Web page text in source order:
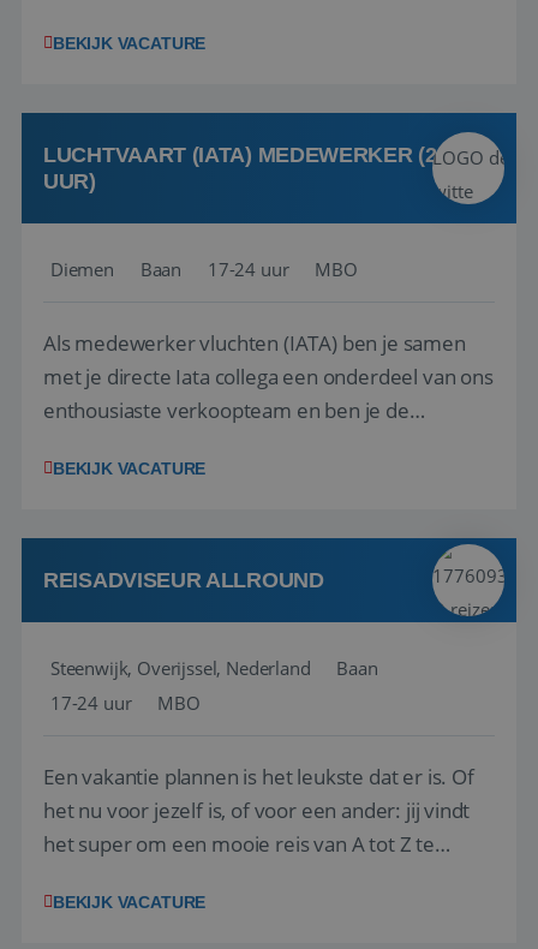
het samenstellen en boeken van de perfecte
deze onderdelen zijn nu samen gevoegd...
BEKIJK VACATURE
LUCHTVAART (IATA) MEDEWERKER (24-32
UUR)
Diemen Baan 17-24 uur MBO
Als medewerker vluchten (IATA) ben je samen
met je directe Iata collega een onderdeel van ons
enthousiaste verkoopteam en ben je de
en tarieven waar je collega’s niet uitkomen.
kwaliteitsbewaking van alles wat met IATA te m...
BEKIJK VACATURE
REISADVISEUR ALLROUND
Steenwijk, Overijssel, Nederland
Baan
17-24 uur
MBO
Een vakantie plannen is het leukste dat er is. Of
het nu voor jezelf is, of voor een ander: jij vindt
het super om een mooie reis van A tot Z te
vakantiegangers de meest prachtige plekjes op
BEKIJK VACATURE